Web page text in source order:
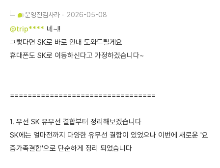
운영진김사라 2026-05-08
@trip**** 네~!!
그렇다면 SK로 바로 안내 도와드릴게요
휴대폰도 SK로 이동하신다고 가정하겠습니다~
=================================
1. 우선 SK 유무선 결합부터 정리해보겠습니다
SK에는 얼마전까지 다양한 유무선 결합이 있었으나 이번에 새로운 '요
즘가족결합'으로 단순하게 정리 되었습니다